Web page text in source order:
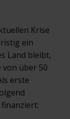
Krise
ein
Land bleibt,
über 50
erste